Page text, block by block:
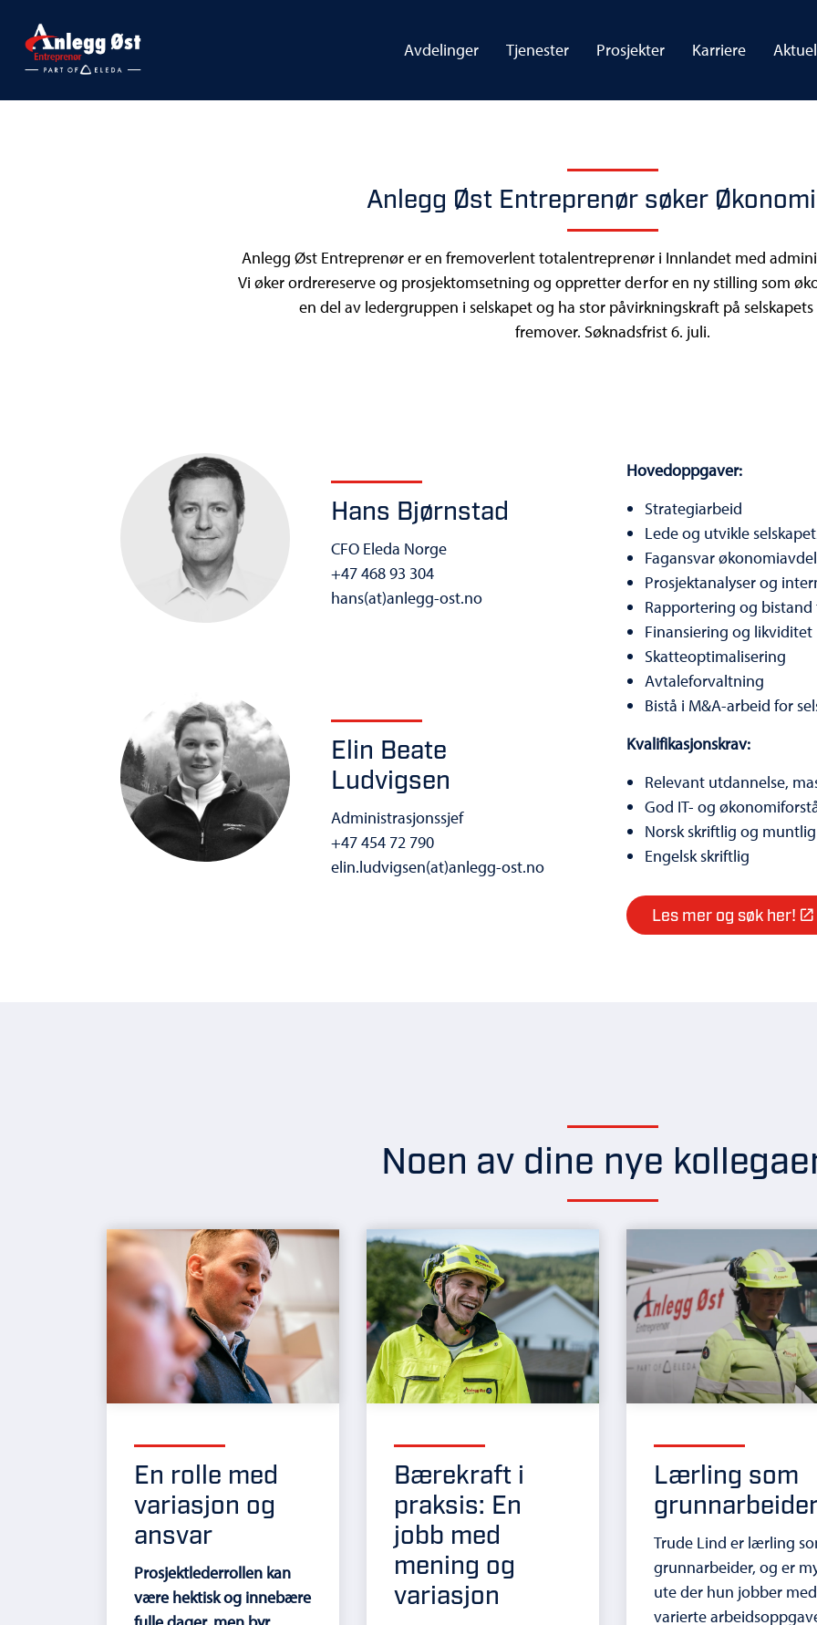
Avdelinger Tjenester Prosjekter Karriere
Anlegg Øst Entreprenør søker
Anlegg Øst Entreprenør er en fremoverlent totalentreprenør i Innlandet med
Vi øker ordrereserve og prosjektomsetning og oppretter derfor en ny stilling som
en del av ledergruppen i selskapet og ha stor påvirkningskraft på
fremover. Søknadsfrist 6. juli.
Hans Bjørnstad
CFO Eleda Norge
+47 468 93 304
hans(at)anlegg-ost.no
Elin Beate
Ludvigsen
Administrasjonssjef
+47 454 72 790
elin.ludvigsen(at)anlegg-ost.no
Hovedoppgaver:
Strategiarbeid
Lede og utvikle
Fagansvar
Prosjektanalyser og
Rapportering og
Finansiering og likviditet
Skatteoptimalisering
Avtaleforvaltning
Bistå i M&A-arbeid for
Kvalifikasjonskrav:
Relevant utdannelse,
God IT- og
Norsk skriftlig og muntlig
Engelsk skriftlig
Les mer og søk her!
Noen av dine nye
En rolle med
variasjon og
ansvar
Prosjektlederrollen kan
være hektisk og innebære
Bærekraft i
praksis: En
jobb med
mening og
variasjon
Lærling som
Trude Lind er lærling
grunnarbeider, og er
ute der hun jobber med
varierte